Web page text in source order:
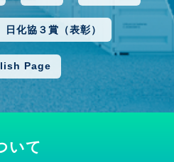
日化協３賞（表彰）
Page
いて